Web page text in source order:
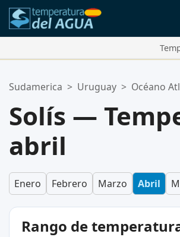
Tu lista de favoritos está vacía.
Sudamerica > Uruguay > Océano
Solís —
abril
Enero Febrero Marzo Abril
Rango de